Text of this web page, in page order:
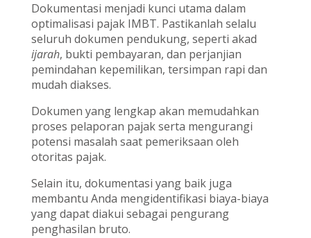
Dokumentasi menjadi kunci utama dalam
optimalisasi pajak IMBT. Pastikanlah selalu
seluruh dokumen pendukung, seperti akad
ijarah, bukti pembayaran, dan perjanjian
pemindahan kepemilikan, tersimpan rapi dan
mudah diakses.
Dokumen yang lengkap akan memudahkan
proses pelaporan pajak serta mengurangi
potensi masalah saat pemeriksaan oleh
otoritas pajak.
Selain itu, dokumentasi yang baik juga
membantu Anda mengidentifikasi biaya-biaya
yang dapat diakui sebagai pengurang
penghasilan bruto.